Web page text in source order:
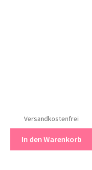
Versandkostenfrei
In den Warenkorb